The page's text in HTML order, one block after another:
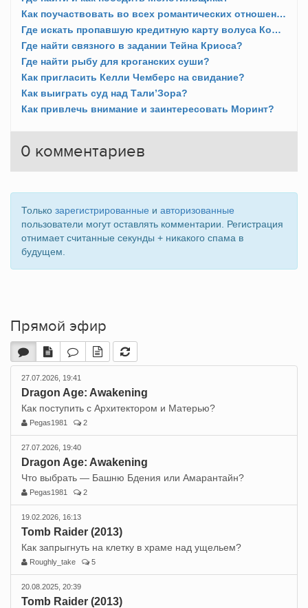
Как поучаствовать во всех романтических отношениях?
Где искать пропавшую кредитную карту волуса Кор Туна?
Где найти связного в задании Тейна Криоса?
Где найти рыбу для кроганских суши?
Как пригласить Келли Чемберс на свидание?
Как выиграть суд над Тали’Зора?
Как привлечь внимание и заинтересовать Моринт?
0 комментариев
Только зарегистрированные и авторизованные
пользователи могут оставлять комментарии. Регистрация
отнимает считанные секунды + никакого спама в
будущем.
Прямой эфир
27.07.2026, 19:41
Dragon Age: Awakening
Как поступить с Архитектором и Матерью?
Pegas1981 2
27.07.2026, 19:40
Dragon Age: Awakening
Что выбрать — Башню Бдения или Амарантайн?
Pegas1981 2
19.02.2026, 16:13
Tomb Raider (2013)
Как запрыгнуть на клетку в храме над ущельем?
Roughly_take 5
20.08.2025, 20:39
Tomb Raider (2013)